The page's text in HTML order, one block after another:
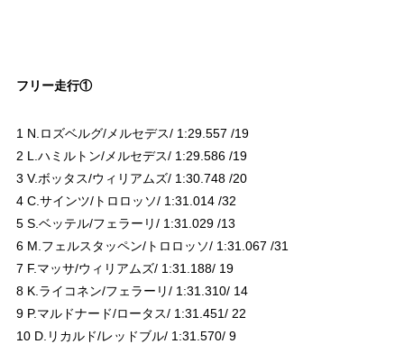
フリー走行①
1 N.ロズベルグ/メルセデス/ 1:29.557 /19
2 L.ハミルトン/メルセデス/ 1:29.586 /19
3 V.ボッタス/ウィリアムズ/ 1:30.748 /20
4 C.サインツ/トロロッソ/ 1:31.014 /32
5 S.ベッテル/フェラーリ/ 1:31.029 /13
6 M.フェルスタッペン/トロロッソ/ 1:31.067 /31
7 F.マッサ/ウィリアムズ/ 1:31.188/ 19
8 K.ライコネン/フェラーリ/ 1:31.310/ 14
9 P.マルドナード/ロータス/ 1:31.451/ 22
10 D.リカルド/レッドブル/ 1:31.570/ 9